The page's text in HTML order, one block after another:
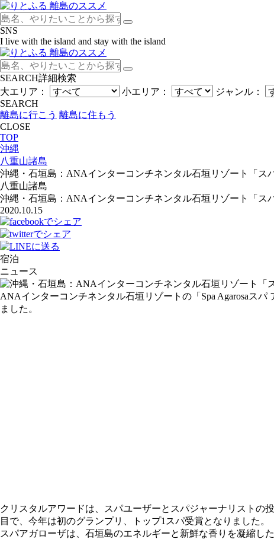
SNS
I live with the island and stay with the island
SEARCH詳細検索
大エリア：
小エリア： ジャンル：
SEARCH
離島に行こう 離島に住もう
CLOSE
TOP
沖縄
八重山諸島
沖縄・石垣島：ANAインターコンチネンタル石垣リゾート「ス
八重山諸島
沖縄・石垣島：ANAインターコンチネンタル石垣リゾート「ス
2020.10.15
宿泊
ニュース
ANAインターコンチネンタル石垣リゾートの「Spa Agarosaス
ました。
クリスタルアワードは、スパユーザーとスパジャーナリストの
目で、今年は初のグランプリ、トップ1スパ受賞となりました。
スパアガローザは、石垣島のエネルギーと新鮮な香りを凝縮し